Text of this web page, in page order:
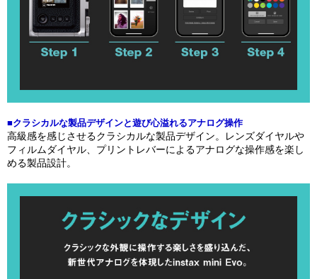
■クラシカルな製品デザインと遊び心溢れるアナログ操作
高級感を感じさせるクラシカルな製品デザイン。レンズダイヤルや
フィルムダイヤル、プリントレバーによるアナログな操作感を楽し
める製品設計。